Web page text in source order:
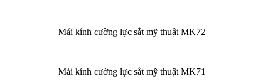
Mái kính cường lực sắt mỹ thuật MK72
Mái kính cường lực sắt mỹ thuật MK71